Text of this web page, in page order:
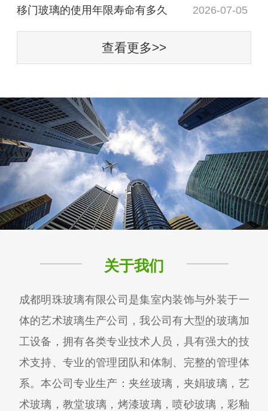
移门玻璃的使用年限寿命有多久 2026-07-05
查看更多>>
关于我们
成都明珠玻璃有限公司是集室内装饰与外装于一
体的艺术玻璃生产公司，我公司有大型的玻璃加
工设备，拥有各类专业技术人员，具有强大的技
术支持、专业的管理团队和体制、完整的管理体
系。本公司专业生产：夹丝玻璃，夹娟玻璃，艺
术玻璃，教堂玻璃，烤漆玻璃，喷砂玻璃，彩釉